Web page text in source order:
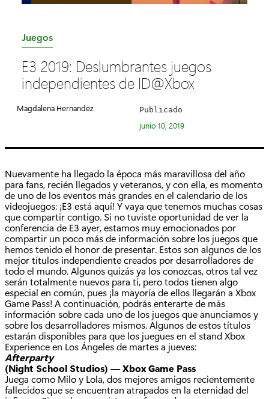
C
t
e
í
:
Juegos
E3 2019: Deslumbrantes juegos
independientes de ID@Xbox
Magdalena Hernandez Publicado
junio 10, 2019
Nuevamente ha llegado la época más maravillosa del año
para fans, recién llegados y veteranos, y con ella, es momento
de uno de los eventos más grandes en el calendario de los
videojuegos: ¡E3 está aquí! Y vaya que tenemos muchas cosas
que compartir contigo. Si no tuviste oportunidad de ver la
conferencia de E3 ayer, estamos muy emocionados por
compartir un poco más de información sobre los juegos que
hemos tenido el honor de presentar. Estos son algunos de los
mejor títulos independiente creados por desarrolladores de
todo el mundo. Algunos quizás ya los conozcas, otros tal vez
serán totalmente nuevos para ti, pero todos tienen algo
especial en común, pues ¡la mayoría de ellos llegarán a Xbox
Game Pass! A continuación, podrás enterarte de más
información sobre cada uno de los juegos que anunciamos y
sobre los desarrolladores mismos. Algunos de estos títulos
estarán disponibles para que los juegues en el stand Xbox
Experience en Los Ángeles de martes a jueves:
Afterparty
(Night School Studios) — Xbox Game Pass
Juega como Milo y Lola, dos mejores amigos recientemente
fallecidos que se encuentran atrapados en la eternidad del